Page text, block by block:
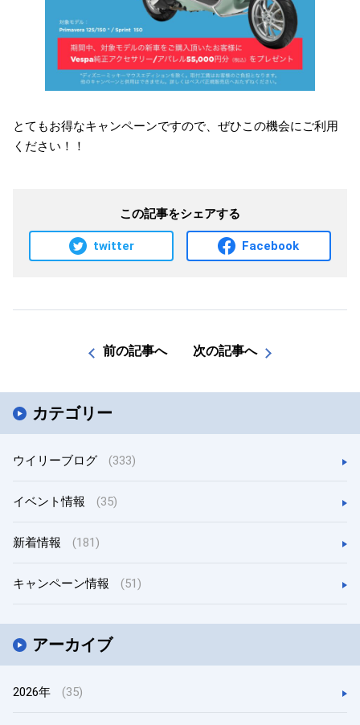
カテゴリー
ウイリーブログ (333)
イベント情報 (35)
新着情報 (181)
キャンペーン情報 (51)
アーカイブ
2026年 (35)
とてもお得なキャンペーンですので、ぜひこの機会にご利用
ください！！
この記事をシェアする
twitter Facebook
前の記事へ 次の記事へ